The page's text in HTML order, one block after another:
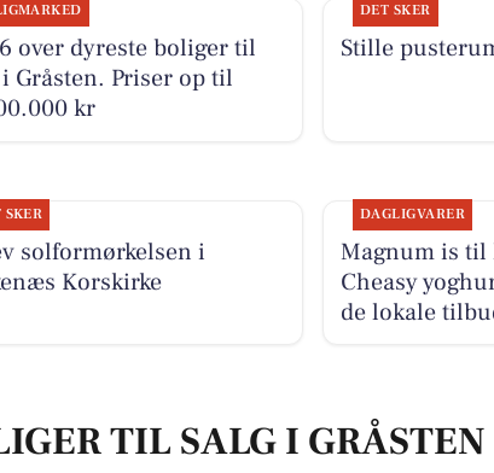
over dyreste boliger til
Gråsten. Priser op til
kr
DET SKER
Stille
SKER
solformørkelsen i
Korskirke
DAGLIGVARER
Magnum is til
Cheasy
de lokale
TIL SALG I GRÅSTEN